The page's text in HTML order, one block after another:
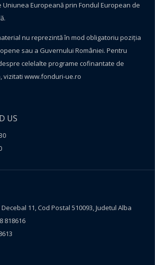
Uniunea Europeană prin Fondul European de
nu reprezintă în mod obligatoriu poziţia
sau a Guvernului României. Pentru
celelalte programe cofinantate de
vizitati www.fonduri-ue.ro
US
11, Cod Postal 510093, Judetul Alba
818616